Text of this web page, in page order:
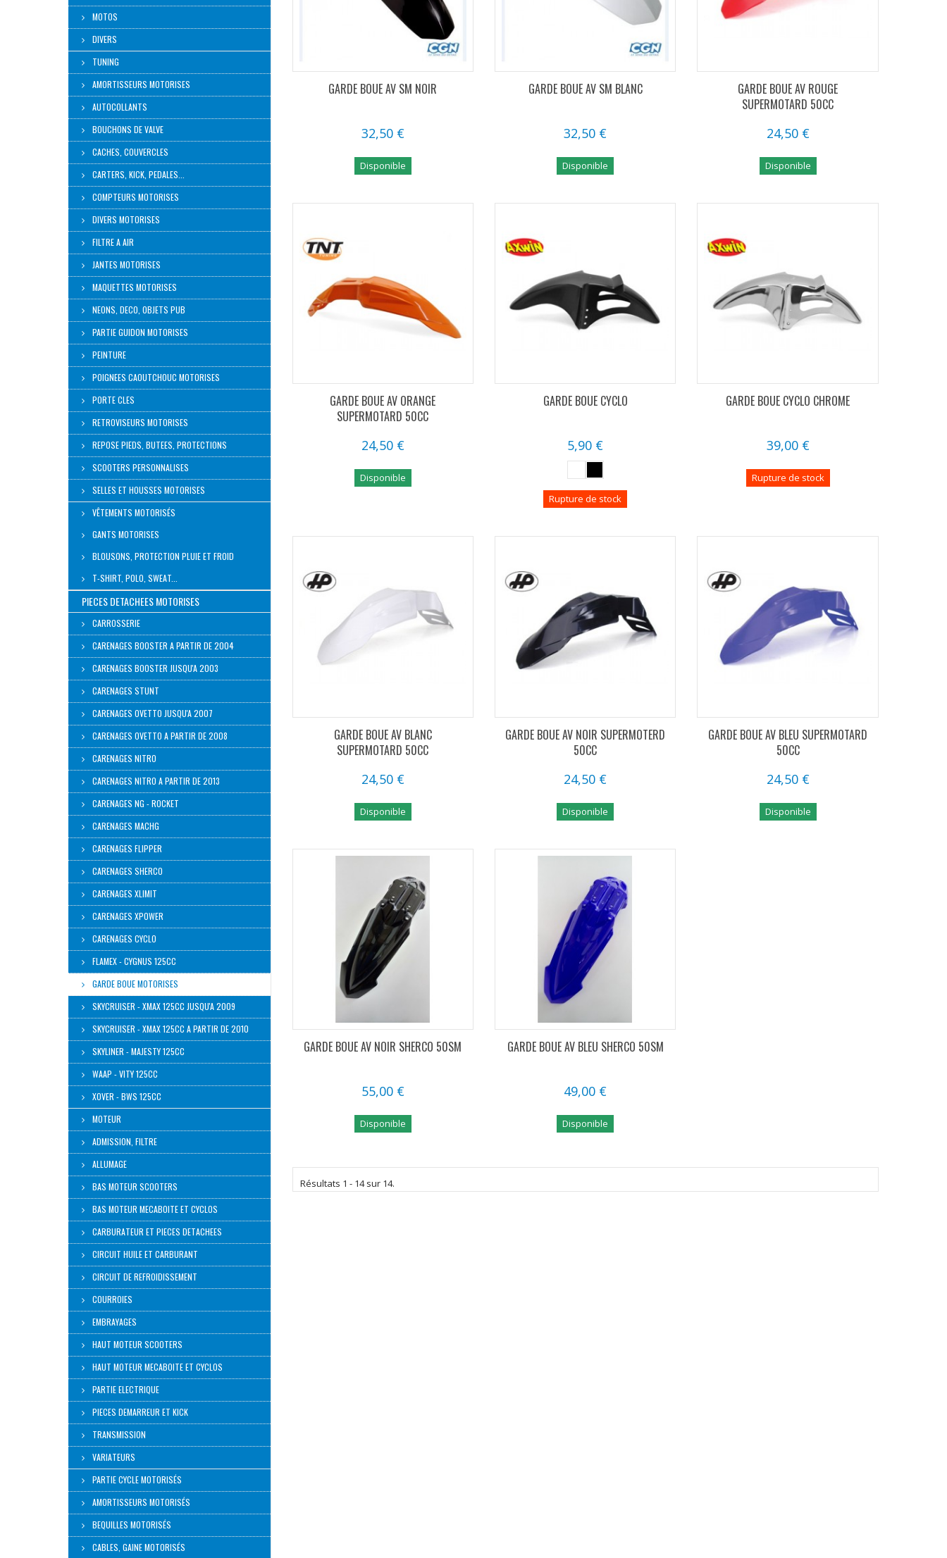
MOTOS
DIVERS
TUNING
AMORTISSEURS MOTORISES
AUTOCOLLANTS
BOUCHONS DE VALVE
CACHES, COUVERCLES
CARTERS, KICK, PEDALES...
COMPTEURS MOTORISES
DIVERS MOTORISES
FILTRE A AIR
JANTES MOTORISES
MAQUETTES MOTORISES
NEONS, DECO, OBJETS PUB
PARTIE GUIDON MOTORISES
PEINTURE
POIGNEES CAOUTCHOUC MOTORISES
PORTE CLES
RETROVISEURS MOTORISES
REPOSE PIEDS, BUTEES, PROTECTIONS
SCOOTERS PERSONNALISES
SELLES ET HOUSSES MOTORISES
VÊTEMENTS MOTORISÉS
GANTS MOTORISES
BLOUSONS, PROTECTION PLUIE ET FROID
T-SHIRT, POLO, SWEAT...
PIECES DETACHEES MOTORISES
CARROSSERIE
CARENAGES BOOSTER A PARTIR DE 2004
CARENAGES BOOSTER JUSQU'A 2003
CARENAGES STUNT
CARENAGES OVETTO JUSQU'A 2007
CARENAGES OVETTO A PARTIR DE 2008
CARENAGES NITRO
CARENAGES NITRO A PARTIR DE 2013
CARENAGES NG - ROCKET
CARENAGES MACHG
CARENAGES FLIPPER
CARENAGES SHERCO
CARENAGES XLIMIT
CARENAGES XPOWER
CARENAGES CYCLO
FLAMEX - CYGNUS 125CC
GARDE BOUE MOTORISES
SKYCRUISER - XMAX 125CC JUSQU'A 2009
SKYCRUISER - XMAX 125CC A PARTIR DE 2010
SKYLINER - MAJESTY 125CC
WAAP - VITY 125CC
XOVER - BWS 125CC
MOTEUR
ADMISSION, FILTRE
ALLUMAGE
BAS MOTEUR SCOOTERS
BAS MOTEUR MECABOITE ET CYCLOS
CARBURATEUR ET PIECES DETACHEES
CIRCUIT HUILE ET CARBURANT
CIRCUIT DE REFROIDISSEMENT
COURROIES
EMBRAYAGES
HAUT MOTEUR SCOOTERS
HAUT MOTEUR MECABOITE ET CYCLOS
PARTIE ELECTRIQUE
PIECES DEMARREUR ET KICK
TRANSMISSION
VARIATEURS
PARTIE CYCLE MOTORISÉS
AMORTISSEURS MOTORISÉS
BEQUILLES MOTORISÉS
CABLES, GAINE MOTORISÉS
GARDE BOUE AV SM NOIR
32,50 €
Disponible
GARDE BOUE AV SM BLANC
32,50 €
Disponible
GARDE BOUE AV ROUGE
SUPERMOTARD 50CC
24,50 €
Disponible
GARDE BOUE AV ORANGE
SUPERMOTARD 50CC
24,50 €
Disponible
GARDE BOUE CYCLO
5,90 €
Rupture de stock
GARDE BOUE CYCLO CHROME
39,00 €
Rupture de stock
GARDE BOUE AV BLANC
SUPERMOTARD 50CC
24,50 €
Disponible
GARDE BOUE AV NOIR SUPERMOTERD
50CC
24,50 €
Disponible
GARDE BOUE AV BLEU SUPERMOTARD
50CC
24,50 €
Disponible
GARDE BOUE AV NOIR SHERCO 50SM
55,00 €
Disponible
GARDE BOUE AV BLEU SHERCO 50SM
49,00 €
Disponible
Résultats 1 - 14 sur 14.